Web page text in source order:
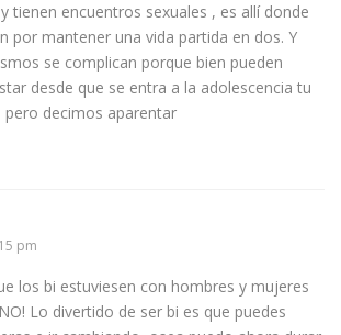
tienen encuentros sexuales , es allí donde
por mantener una vida partida en dos. Y
se complican porque bien pueden
desde que se entra a la adolescencia tu
pero decimos aparentar
pm
los bi estuviesen con hombres y mujeres
Lo divertido de ser bi es que puedes